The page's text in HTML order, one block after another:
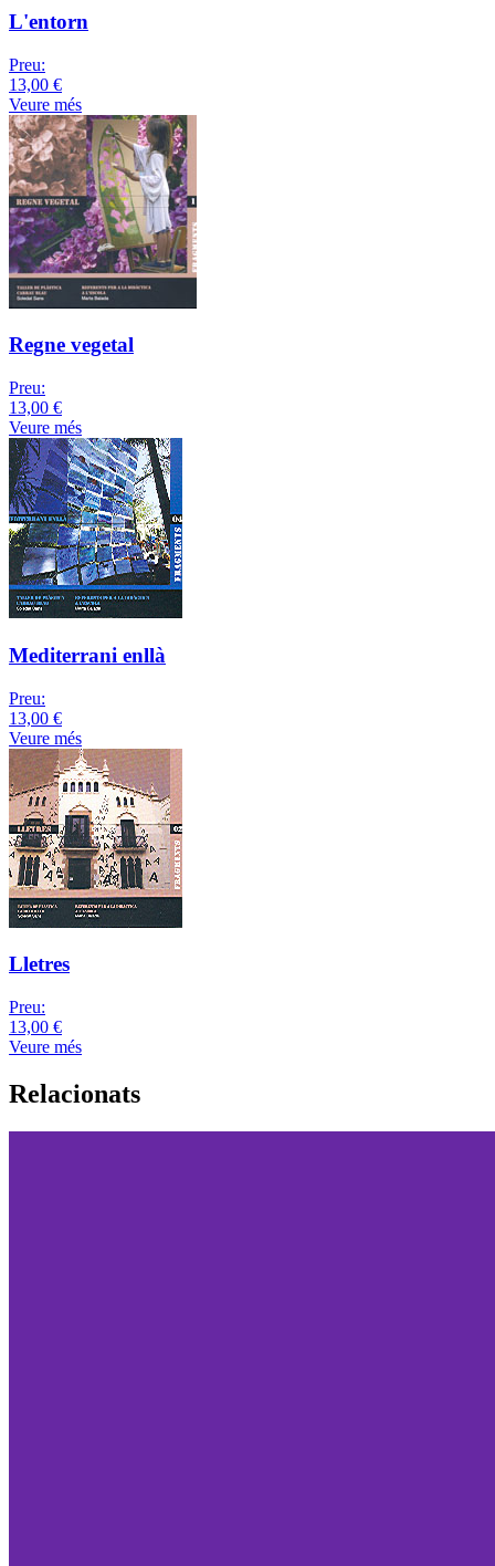
L'entorn
Preu:
13,00 €
Veure més
Regne vegetal
Preu:
13,00 €
Veure més
Mediterrani enllà
Preu:
13,00 €
Veure més
Lletres
Preu:
13,00 €
Veure més
Relacionats